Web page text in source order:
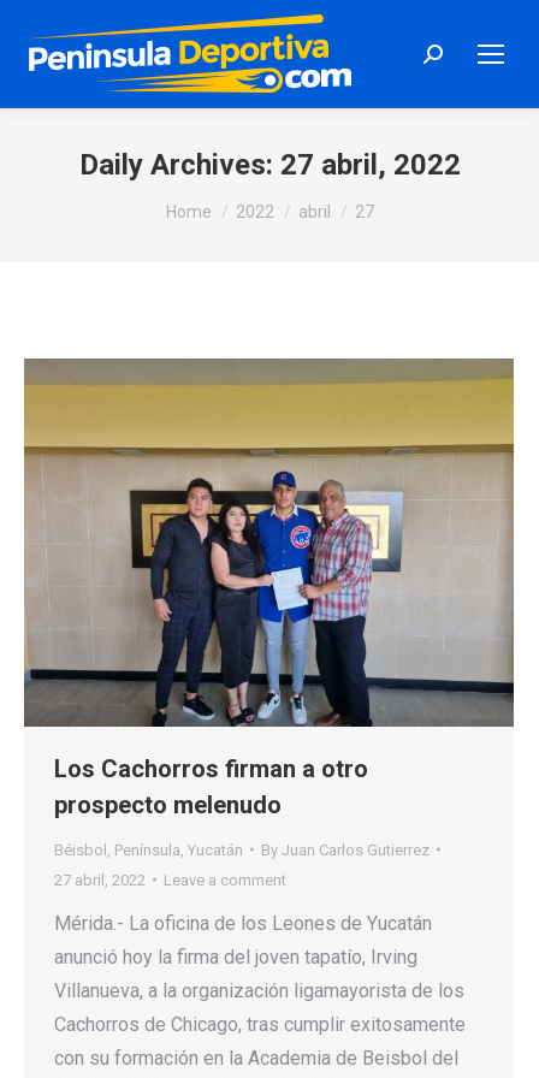
Search:
Daily Archives: 27 abril, 2022
You are here:
Home 2022 abril 27
Los Cachorros firman a otro
prospecto melenudo
Béisbol Península Yucatán By Juan Carlos Gutierrez
27 abril, 2022
Leave a comment
Mérida.- La oficina de los Leones de Yucatán
anunció hoy la firma del joven tapatío, Irving
Villanueva, a la organización ligamayorista de los
Cachorros de Chicago, tras cumplir exitosamente
con su formación en la Academia de Beisbol del